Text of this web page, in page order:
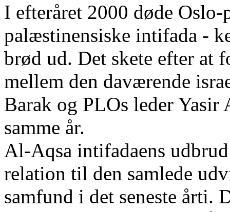
I efteråret 2000 døde Oslo-
palæstinensiske intifada -
brød ud. Det skete efter at
mellem den daværende
Barak og PLOs leder Yasir
samme år.
Al-Aqsa intifadaens
relation til den samlede
samfund i det seneste årti.